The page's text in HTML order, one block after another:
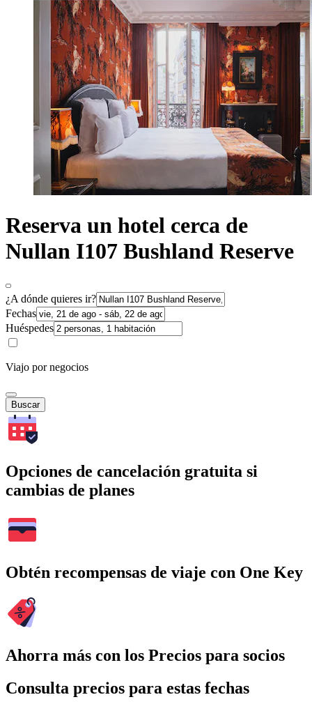
Reserva un hotel cerca de
Nullan I107 Bushland Reserve
¿A dónde quieres ir?
Fechas
Huéspedes
Viajo por negocios
Buscar
Opciones de cancelación gratuita si
cambias de planes
Obtén recompensas de viaje con One Key
Ahorra más con los Precios para socios
Consulta precios para estas fechas